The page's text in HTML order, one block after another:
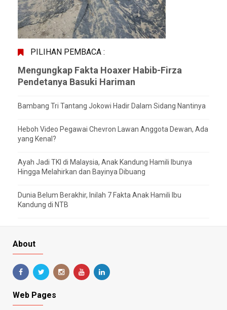
PILIHAN PEMBACA :
Mengungkap Fakta Hoaxer Habib-Firza
Pendetanya Basuki Hariman
Bambang Tri Tantang Jokowi Hadir Dalam Sidang Nantinya
Heboh Video Pegawai Chevron Lawan Anggota Dewan, Ada
yang Kenal?
Ayah Jadi TKI di Malaysia, Anak Kandung Hamili Ibunya
Hingga Melahirkan dan Bayinya Dibuang
Dunia Belum Berakhir, Inilah 7 Fakta Anak Hamili Ibu
Kandung di NTB
About
Web Pages